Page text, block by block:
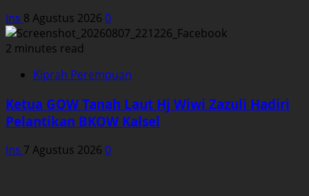
Ins 8 Agustus 2026 0
2 minutes read
Kiprah Perempuan
Ketua GOW Tanah Laut Hj Wiwi Zazuli Hadiri
Pelantikan BKOW Kalsel
Ins 7 Agustus 2026 0